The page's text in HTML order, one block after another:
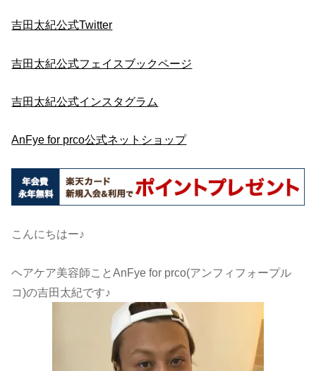
吉田太紀公式Twitter
吉田太紀公式フェイスブックページ
吉田太紀公式インスタグラム
AnFye for prco公式ネットショップ
こんにちはー♪
ヘアケア美容師ことAnFye for prco(アンフィフォープル
コ)の吉田太紀です♪